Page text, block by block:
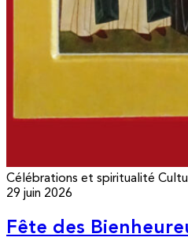
Célébrations et spiritualité
29 juin 2026
Fête des